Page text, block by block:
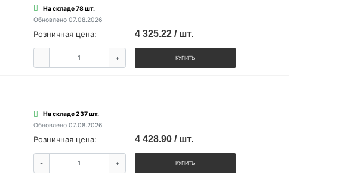
На складе 78 шт.
Обновлено 07.08.2026
Розничная цена: 4 325.22 / шт.
- + КУПИТЬ
На складе 237 шт.
Обновлено 07.08.2026
Розничная цена: 4 428.90 / шт.
- + КУПИТЬ